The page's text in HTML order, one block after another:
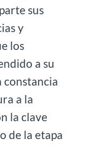
sus
y
los
a su
constancia
a la
la clave
de la etapa